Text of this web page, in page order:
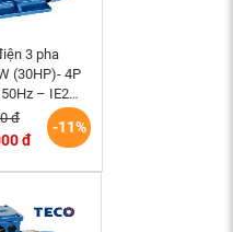
3 pha
(30HP)- 4P
– IE2
Đài Loan
-11%
đ
đ